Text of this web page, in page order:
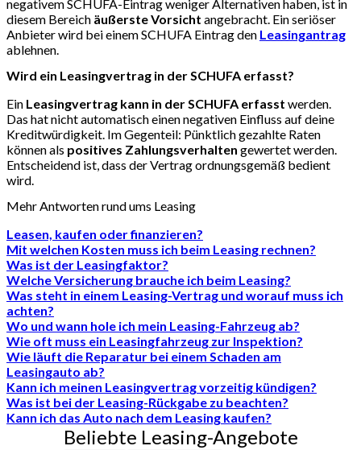
negativem SCHUFA-Eintrag weniger Alternativen haben, ist in
diesem Bereich äußerste Vorsicht angebracht. Ein seriöser
Anbieter wird bei einem SCHUFA Eintrag den Leasingantrag
ablehnen.
Wird ein Leasingvertrag in der SCHUFA erfasst?
Ein Leasingvertrag kann in der SCHUFA erfasst werden.
Das hat nicht automatisch einen negativen Einfluss auf deine
Kreditwürdigkeit. Im Gegenteil: Pünktlich gezahlte Raten
können als positives Zahlungsverhalten gewertet werden.
Entscheidend ist, dass der Vertrag ordnungsgemäß bedient
wird.
Mehr Antworten rund ums Leasing
Leasen, kaufen oder finanzieren?
Mit welchen Kosten muss ich beim Leasing rechnen?
Was ist der Leasingfaktor?
Welche Versicherung brauche ich beim Leasing?
Was steht in einem Leasing-Vertrag und worauf muss ich
achten?
Wo und wann hole ich mein Leasing-Fahrzeug ab?
Wie oft muss ein Leasingfahrzeug zur Inspektion?
Wie läuft die Reparatur bei einem Schaden am
Leasingauto ab?
Kann ich meinen Leasingvertrag vorzeitig kündigen?
Was ist bei der Leasing-Rückgabe zu beachten?
Kann ich das Auto nach dem Leasing kaufen?
Beliebte Leasing-Angebote